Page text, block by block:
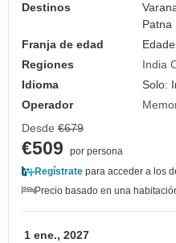
Destinos
Patna
Franja de edad
Regiones
India
Idioma
Solo:
Operador
Desde €679
€509
por persona
Regístrate para acceder a los
Precio basado en una
1 ene., 2027